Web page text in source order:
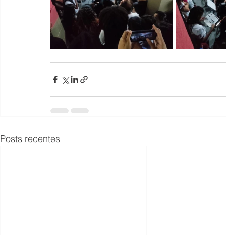
Posts recentes